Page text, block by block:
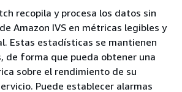
recopila y procesa los datos sin
Amazon IVS en métricas legibles y
Estas estadísticas se mantienen
de forma que pueda obtener una
sobre el rendimiento de su
Puede establecer alarmas